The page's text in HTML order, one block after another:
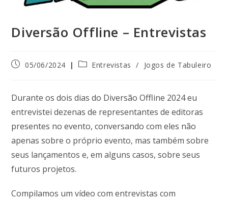
Diversão Offline – Entrevistas
05/06/2024 Entrevistas / Jogos de Tabuleiro
Durante os dois dias do Diversão Offline 2024 eu
entrevistei dezenas de representantes de editoras
presentes no evento, conversando com eles não
apenas sobre o próprio evento, mas também sobre
seus lançamentos e, em alguns casos, sobre seus
futuros projetos.
Compilamos um vídeo com entrevistas com